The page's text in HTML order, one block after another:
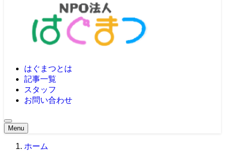
はぐまつとは
記事一覧
スタッフ
お問い合わせ
Menu
ホーム